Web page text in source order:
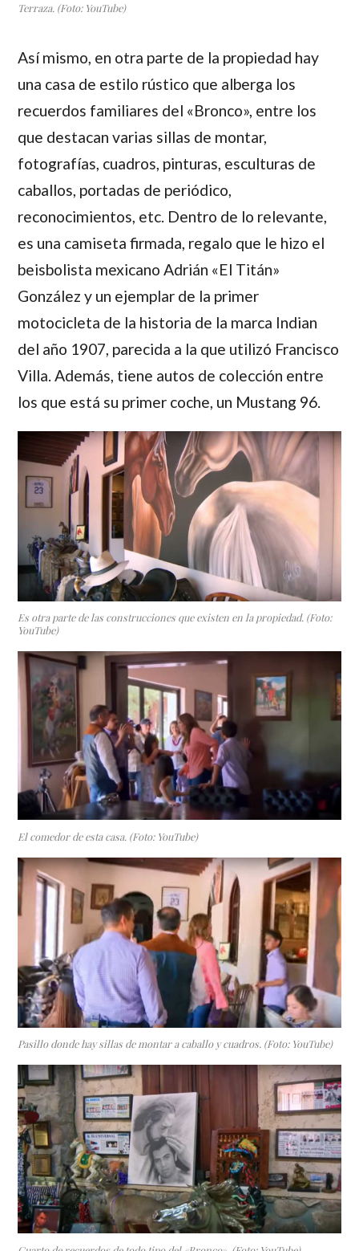
Terraza. (Foto: YouTube)
Así mismo, en otra parte de la propiedad hay
una casa de estilo rústico que alberga los
recuerdos familiares del «Bronco», entre los
que destacan varias sillas de montar,
fotografías, cuadros, pinturas, esculturas de
caballos, portadas de periódico,
reconocimientos, etc. Dentro de lo relevante,
es una camiseta firmada, regalo que le hizo el
beisbolista mexicano Adrián «El Titán»
González y un ejemplar de la primer
motocicleta de la historia de la marca Indian
del año 1907, parecida a la que utilizó Francisco
Villa. Además, tiene autos de colección entre
los que está su primer coche, un Mustang 96.
Es otra parte de las construcciones que existen en la propiedad. (Foto:
YouTube)
El comedor de esta casa. (Foto: YouTube)
Pasillo donde hay sillas de montar a caballo y cuadros. (Foto: YouTube)